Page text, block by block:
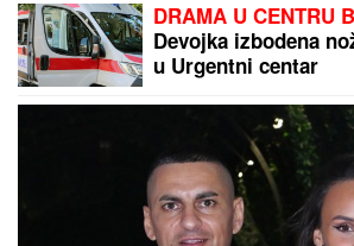
Crnoj Gori
DRAMA U CENTRU
Devojka izbodena
u Urgentni centar